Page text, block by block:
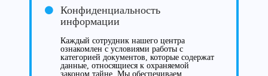
Конфиденциальность
информации
Каждый сотрудник нашего центра
ознакомлен с условиями работы с
категорией документов, которые содержат
данные, относящиеся к охраняемой
законом тайне. Мы обеспечиваем